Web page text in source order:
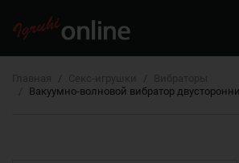
Вакуумно-волновой вибратор